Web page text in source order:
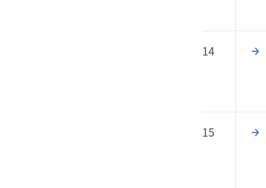
14
15